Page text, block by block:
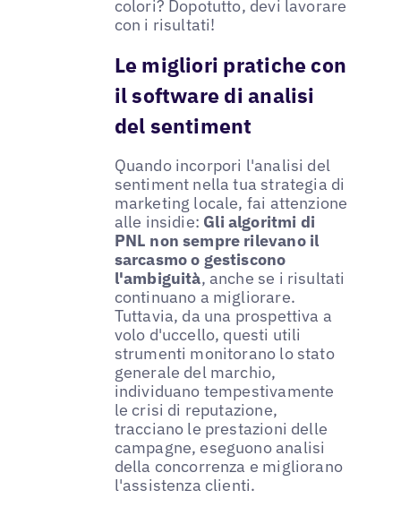
colori? Dopotutto, devi lavorare
con i risultati!
Le migliori pratiche con
il software di analisi
del sentiment
Quando incorpori l'analisi del
sentiment nella tua strategia di
marketing locale, fai attenzione
alle insidie: Gli algoritmi di
PNL non sempre rilevano il
sarcasmo o gestiscono
l'ambiguità, anche se i risultati
continuano a migliorare.
Tuttavia, da una prospettiva a
volo d'uccello, questi utili
strumenti monitorano lo stato
generale del marchio,
individuano tempestivamente
le crisi di reputazione,
tracciano le prestazioni delle
campagne, eseguono analisi
della concorrenza e migliorano
l'assistenza clienti.